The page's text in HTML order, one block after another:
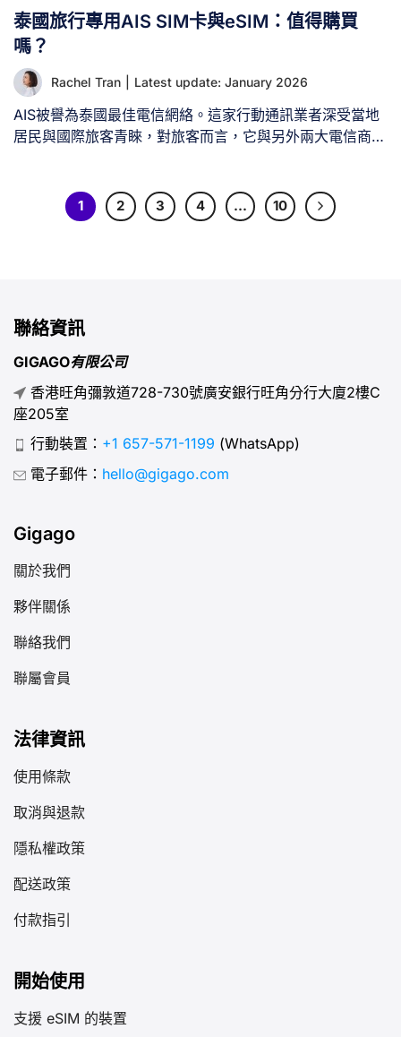
泰國旅行專用AIS SIM卡與eSIM：值得購買
嗎？
Rachel Tran Latest update: January 2026
AIS被譽為泰國最佳電信網絡。這家行動通訊業者深受當地
居民與國際旅客青睞，對旅客而言，它與另外兩大電信商
卡/eSIM，請詳閱本指南。本文將全面解析AIS SIM卡服
務，涵蓋優缺點、最適合旅客的資費方案、價格資訊、購買
旅客量身打造的多樣化方案，建立起卓越聲譽。 AIS的核心
優勢包括： II. AIS服務相較於其他泰國行動通訊業者表現如
何？ 憑藉卓越的網路覆蓋、高速網路及為本地居民與遊客
量身打造的服務，AIS始終被評為泰國頂尖行動通訊業者。
以下是AIS超越競爭對手如DTAC與TrueMove H的優勢：
[...]
1 2 3 4 … 10
聯絡資訊
GIGAGO有限公司
香港旺角彌敦道728-730號廣安銀行旺角分行大廈2樓C
座205室
行動裝置： +1 657-571-1199 (WhatsApp)
電子郵件： hello@gigago.com
Gigago
關於我們
夥伴關係
聯絡我們
聯屬會員
法律資訊
使用條款
取消與退款
隱私權政策
配送政策
付款指引
開始使用
支援 eSIM 的裝置